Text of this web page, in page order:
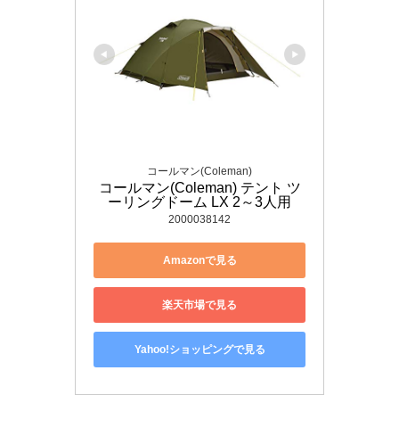
コールマン(Coleman)
コールマン(Coleman) テント ツ
ーリングドーム LX 2～3人用
2000038142
Amazonで見る
楽天市場で見る
Yahoo!ショッピングで見る